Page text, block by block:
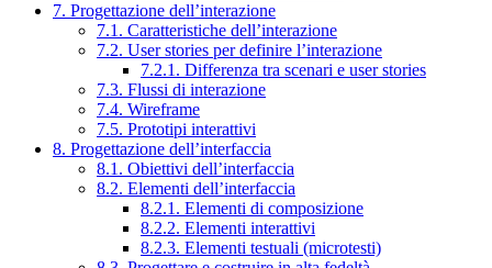
7. Progettazione dell’interazione
7.1. Caratteristiche dell’interazione
7.2. User stories per definire l’interazione
7.2.1. Differenza tra scenari e user stories
7.3. Flussi di interazione
7.4. Wireframe
7.5. Prototipi interattivi
8. Progettazione dell’interfaccia
8.1. Obiettivi dell’interfaccia
8.2. Elementi dell’interfaccia
8.2.1. Elementi di composizione
8.2.2. Elementi interattivi
8.2.3. Elementi testuali (microtesti)